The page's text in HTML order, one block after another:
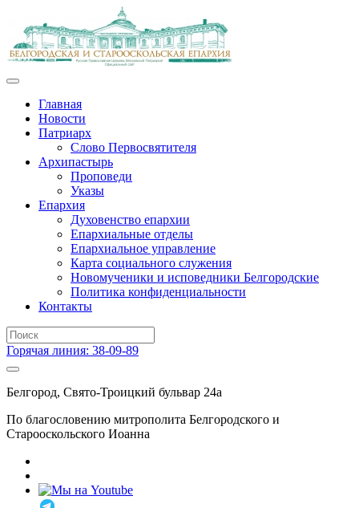
Главная
Новости
Патриарх
Слово Первосвятителя
Архипастырь
Проповеди
Указы
Епархия
Духовенство епархии
Епархиальные отделы
Епархиальное управление
Карта социального служения
Новомученики и исповедники Белгородские
Политика конфиденциальности
Контакты
Горячая линия: 38-09-89
Белгород, Свято-Троицкий бульвар 24а
По благословению митрополита Белгородского и
Старооскольского Иоанна